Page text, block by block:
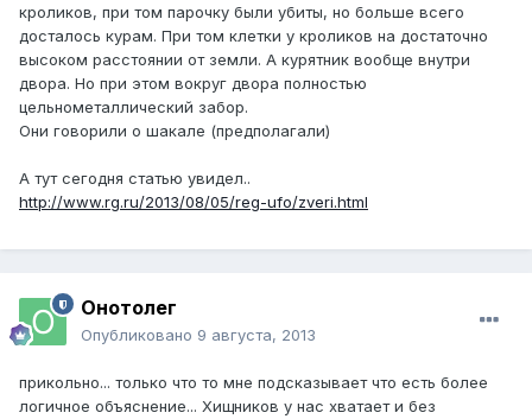
кроликов, при том парочку были убиты, но больше всего
досталось курам. При том клетки у кроликов на достаточно
высоком расстоянии от земли. А курятник вообще внутри
двора. Но при этом вокруг двора полностью
цельнометаллический забор.
Они говорили о шакале (предполагали)
А тут сегодня статью увидел..
http://www.rg.ru/2013/08/05/reg-ufo/zveri.html
Онотолег
Опубликовано 9 августа, 2013
прикольно... только что то мне подсказывает что есть более
логичное объяснение... Хищников у нас хватает и без